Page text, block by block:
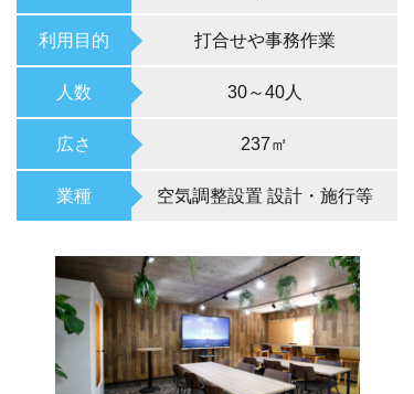
利用目的 打合せや事務作業
人数 30～40人
広さ 237㎡
業種 空気調整設置 設計・施行等